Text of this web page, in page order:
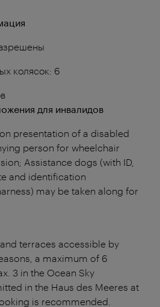
колясок: 6
для инвалидов
presentation of a disabled
person for wheelchair
Assistance dogs (with ID,
and identification
may be taken along for
terraces accessible by
a maximum of 6
3 in the Ocean Sky
in the Haus des Meeres at
is recommended.